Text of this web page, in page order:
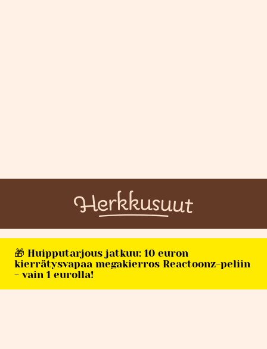
🎁 Huipputarjous jatkuu: 10 euron
kierrätysvapaa megakierros Reactoonz-peliin
- vain 1 eurolla!